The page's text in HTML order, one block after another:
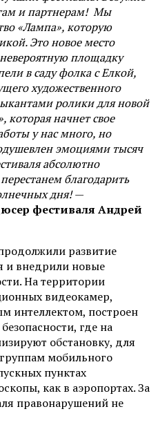
и партнерам! Мы
«Лампа», которую
Это новое место
площадку
в саду фолка с Елкой,
художественного
ролики для новой
которая начнет свое
у нас много, но
эмоциями тысяч
абсолютно
благодарить
дня!—
фестиваля Андрей
развитие
и внедрили новые
На территории
видеокамер,
интеллектом, построен
где на
обстановку, для
мобильного
пунктах
как в аэропортах. За
правонарушений не